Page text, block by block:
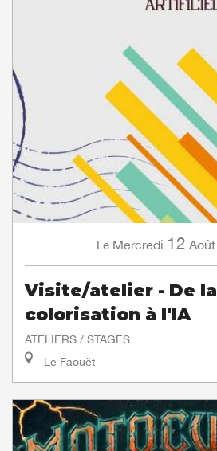
Le Mercredi 12 Août
Visite/atelier - De la
colorisation à l'IA
ATELIERS / STAGES
Le Faouët